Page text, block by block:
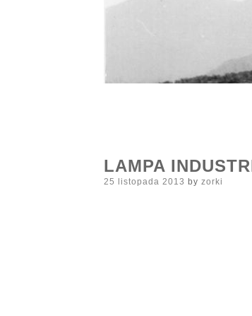
LAMPA
Posted
25 listopada 2013 by zorki